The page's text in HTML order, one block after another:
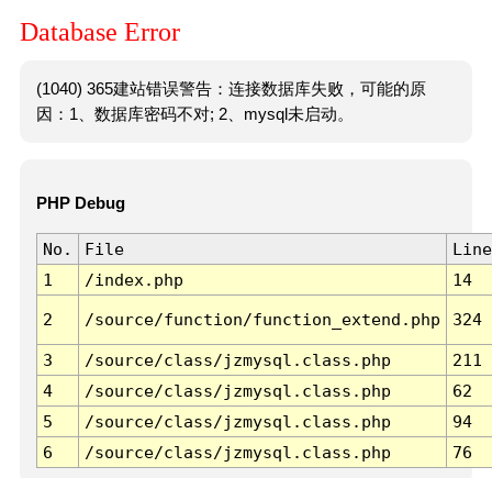
Database Error
(1040) 365建站错误警告：连接数据库失败，可能的原
因：1、数据库密码不对; 2、mysql未启动。
PHP Debug
No. File
Line
1
/index.php 14
2 /source/function/function_extend.php 324
3 /source/class/jzmysql.class.php
211
4
/source/class/jzmysql.class.php
62
5
/source/class/jzmysql.class.php
94
6
/source/class/jzmysql.class.php 76